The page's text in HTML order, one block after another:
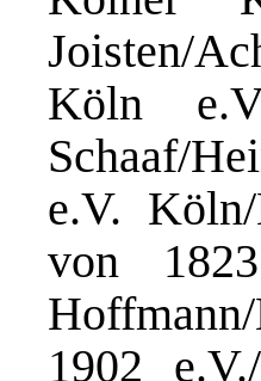
Joisten/
Köln
Schaaf/
e.V.
von
1902